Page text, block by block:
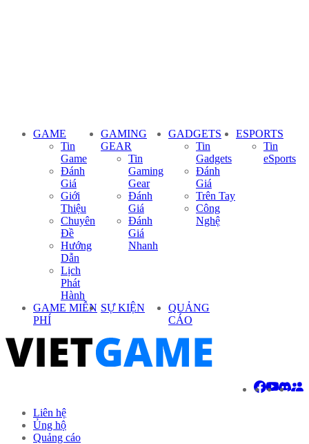
GAME
Tin
Game
Đánh
Giá
Giới
Thiệu
Chuyên
Đề
Hướng
Dẫn
Lịch
Phát
Hành
GAMING
GEAR
Tin
Gaming
Gear
Đánh
Giá
Đánh
Giá
Nhanh
GADGETS
Tin
Gadgets
Đánh
Giá
Trên Tay
Công
Nghệ
ESPORTS
Tin
eSports
GAME MIỄN
PHÍ
SỰ KIỆN
QUẢNG
CÁO
Liên hệ
Ủng hộ
Quảng cáo